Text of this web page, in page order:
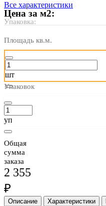
Все характеристики
Цена за м2:
Упаковка:
Площадь кв.м.
шт
Упаковок
уп
Общая
сумма
заказа
2 355
₽
Описание Характеристики